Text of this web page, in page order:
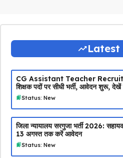
Latest
CG Assistant Teacher
शिक्षक पदों पर सीधी भर्ती, आवेदन शुरू, देखें
Status: New
जिला न्यायालय सरगुजा भर्ती 2026:
13 अगस्त तक करें आवेदन
Status: New